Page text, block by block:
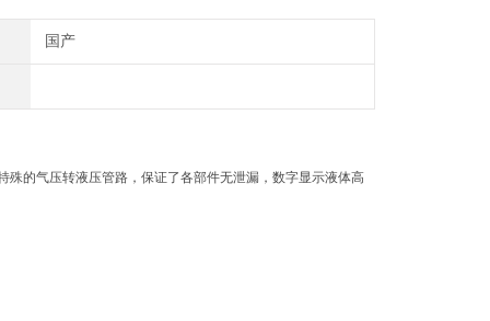
国产
的气压转液压管路，保证了各部件无泄漏，数字显示液体高